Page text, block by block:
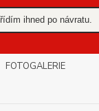
ihned po návratu.
FOTOGALERIE